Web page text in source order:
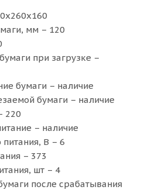
мм – 120
при загрузке –
бумаги – наличие
бумаги – наличие
220
– наличие
В – 6
– 373
шт – 4
после срабатывания